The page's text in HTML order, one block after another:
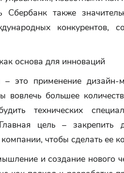
Сбербанк также
конкурентов,
основа для инноваций
– это применение
большее
технических
цель – закрепить
чтобы сделать ее
и создание нового